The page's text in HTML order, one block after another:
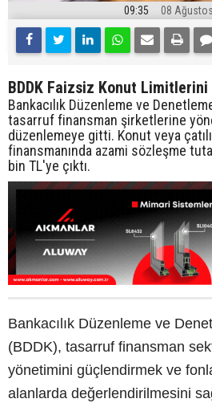
09:35 08
BDDK Faizsiz Konut
Bankacılık Düzenleme ve
tasarruf finansman şirketlerine
düzenlemeye gitti. Konut veya
finansmanında azami sözleşme
bin TL'ye çıktı.
Bankacılık Düzenleme ve
(BDDK), tasarruf finansman
yönetimini güçlendirmek ve
alanlarda değerlendirilmesini